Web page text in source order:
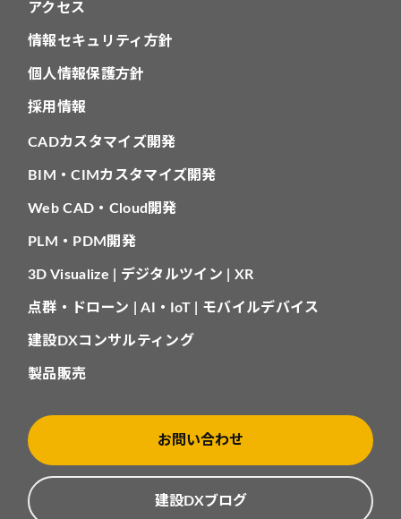
アクセス
情報セキュリティ方針
個人情報保護方針
採用情報
CADカスタマイズ開発
BIM・CIMカスタマイズ開発
Web CAD・Cloud開発
PLM・PDM開発
3D Visualize | デジタルツイン | XR
点群・ドローン | AI・IoT | モバイルデバイス
建設DXコンサルティング
製品販売
お問い合わせ
建設DXブログ